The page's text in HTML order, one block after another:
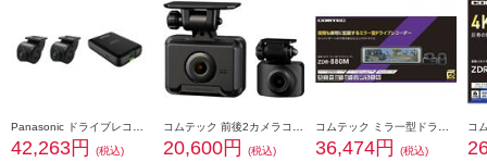
42,263円
(税込)
20,600円
(税込)
36,474円
(税込)